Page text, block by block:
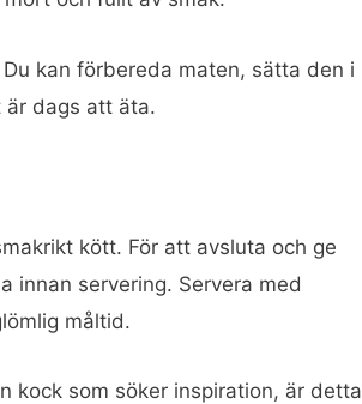
kan förbereda maten, sätta den i
är dags att äta.
kött. För att avsluta och ge
innan servering. Servera med
måltid.
kock som söker inspiration, är detta